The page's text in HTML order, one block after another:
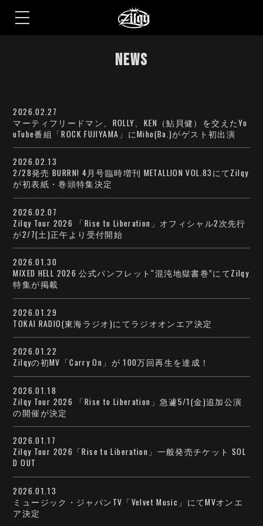
k
i
p
c
o
n
t
n
t
NEWS
2026.02.27
マーティフリードマン、ROLLY、KEN（鮎貝健）を交えたYo
uTube番組「ROCK FUJIYAMA」にMiho(Ba.)がゲスト初出演
2026.02.13
2/28発売 BURRN! 4月号臨時増刊 METALLION VOL.83にてZilqy
が初表紙・巻頭特集決定
2026.02.07
Zilqy Tour 2026 「Rise to Liberation」オフィシャル2次先行
が2/7(土)正午より受付開始
2026.01.30
MIXED HELL 2026 公式パンフレット“混沌地獄書巻”にてZilqy
特集が掲載
2026.01.29
TOKAI RADIO(東海ラジオ)にてラジオオンエア決定
2026.01.22
Zilqyの初MV「Carry On」が 100万回再生を達成！
2026.01.18
Zilqy Tour 2026 「Rise to Liberation」急遽5/1(金)追加公演
の開催が決定
2026.01.17
Zilqy Tour 2026「Rise to Liberation」一般発売チケット SOL
D OUT
2026.01.13
ミュージック・ジャパンTV「Velvet Music」にてMVオンエ
ア決定